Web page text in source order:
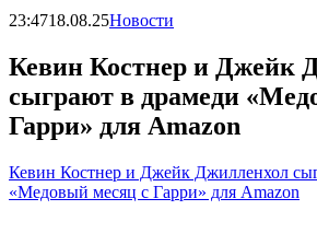
23:4718.08.25Новости
Кевин Костнер и Джейк
сыграют в драмеди
Гарри» для Amazon
Кевин Костнер и Джейк Джилленхол
«Медовый месяц с Гарри» для Amazon